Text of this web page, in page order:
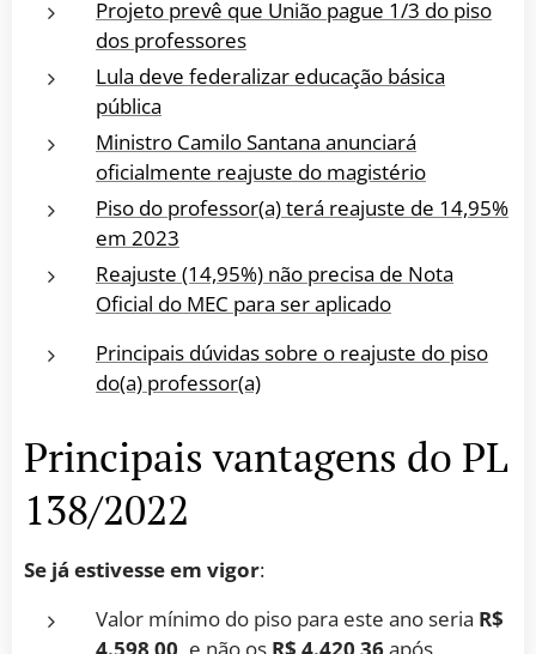
Projeto prevê que União pague 1/3 do piso
dos professores
Lula deve federalizar educação básica
pública
Ministro Camilo Santana anunciará
oficialmente reajuste do magistério
Piso do professor(a) terá reajuste de 14,95%
em 2023
Reajuste (14,95%) não precisa de Nota
Oficial do MEC para ser aplicado
Principais dúvidas sobre o reajuste do piso
do(a) professor(a)
Principais vantagens do PL
138/2022
Se já estivesse em vigor:
Valor mínimo do piso para este ano seria R$
4.598 00, e não os R$ 4.420 36após